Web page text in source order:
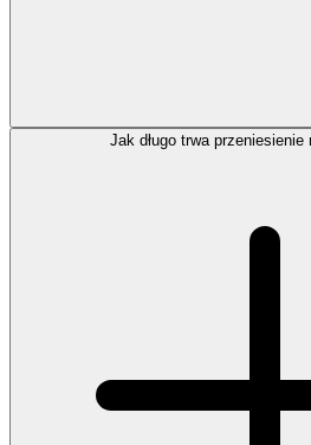
Jak długo trwa